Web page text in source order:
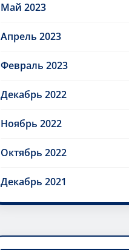
Май 2023
Апрель 2023
Февраль 2023
Декабрь 2022
Ноябрь 2022
Октябрь 2022
Декабрь 2021